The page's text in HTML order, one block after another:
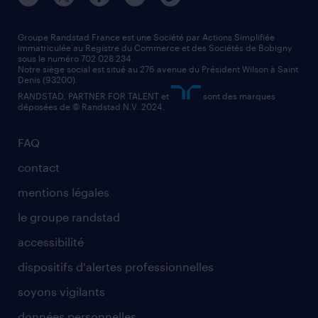
assistant administratif
comptable
faq intérim / recrutement
nos agences par région
nos cabinets de recrutement
FAQ
contact
mentions légales
le groupe randstad
accessibilité
dispositifs d'alertes professionnelles
soyons vigilants
Groupe Randstad France est une Société par Actions Simplifiée
immatriculée au Registre du Commerce et des Sociétés de Bobigny
sous le numéro 702 028 234.
Notre siège social est situé au 276 avenue du Président Wilson à Saint
Denis (93200).
RANDSTAD, PARTNER FOR TALENT et
sont des marques
déposées de © Randstad N.V. 2024.